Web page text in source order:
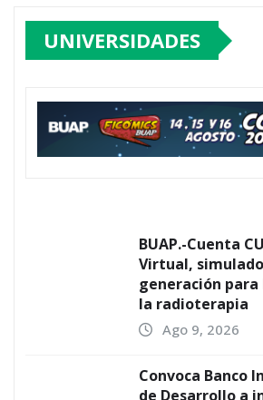
UNIVERSIDADES
BUAP.-Cuenta
Virtual,
generación para
la radioterapia
Ago 9, 2026
Convoca Banco
de Desarrollo a